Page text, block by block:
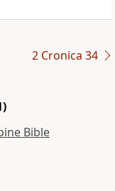
2 Cronica 34
Bible